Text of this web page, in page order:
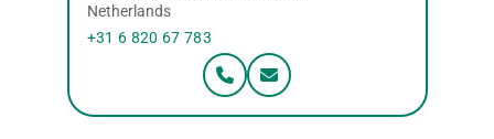
Netherlands
+31 6 820 67 783